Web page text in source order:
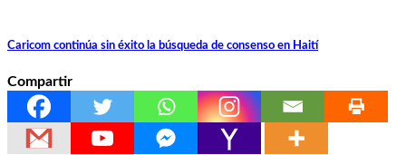
Caricom continúa sin éxito la búsqueda de consenso en Haití
Compartir